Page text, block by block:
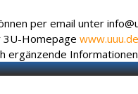
per email unter
3U-Homepage www.uuu.de
ergänzende